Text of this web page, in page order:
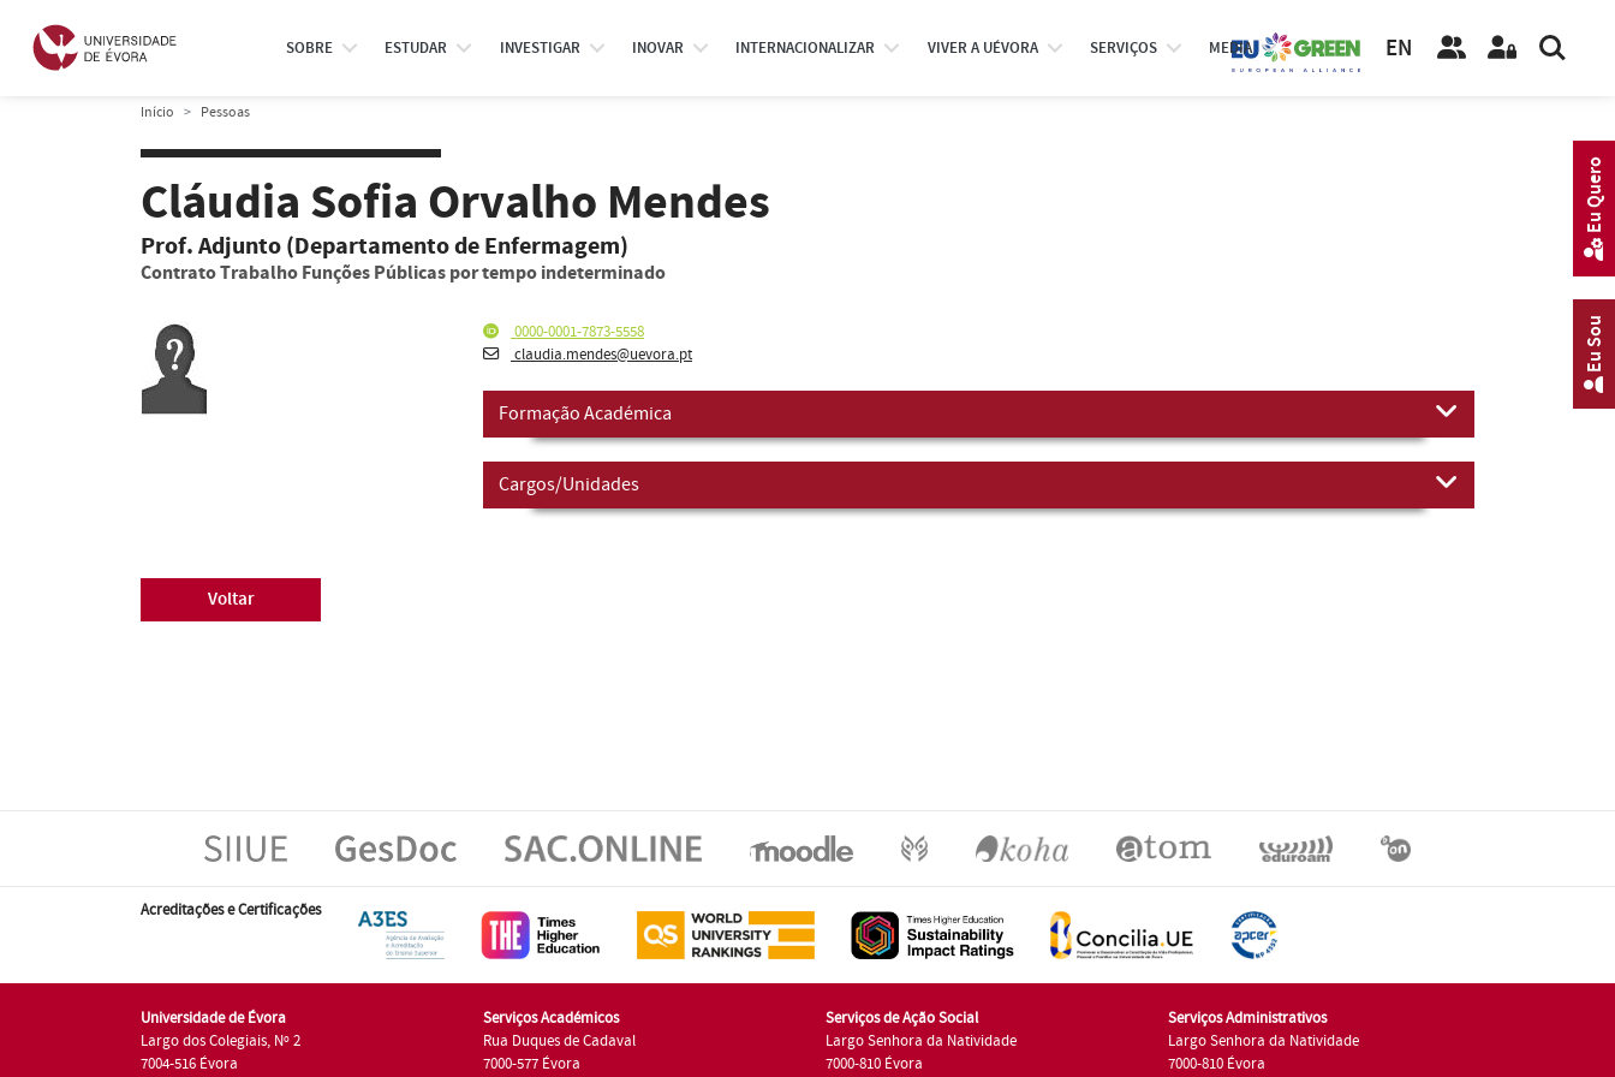
SOBRE ESTUDAR INVESTIGAR INOVAR INTERNACIONALIZAR VIVER A UÉVORA SERVIÇOS MEDIA EN
Início Pessoas
Cláudia Sofia Orvalho Mendes
Prof. Adjunto (Departamento de Enfermagem)
Contrato Trabalho Funções Públicas por tempo indeterminado
0000-0001-7873-5558
claudia.mendes@uevora.pt
Formação Académica
Cargos/Unidades
Voltar
Acreditações e Certificações
Universidade de Évora
Largo dos Colegiais, Nº 2
7004-516 Évora
Serviços Académicos
Rua Duques de Cadaval
7000-577 Évora
Serviços de Ação Social
Largo Senhora da Natividade
7000-810 Évora
Serviços Administrativos
Largo Senhora da Natividade
7000-810 Évora
Eu Sou
Eu Quero